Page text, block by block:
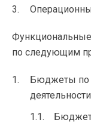
по следующим
Бюджеты по
Бюджет